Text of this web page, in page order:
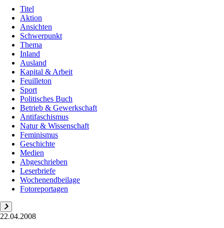
Titel
Aktion
Ansichten
Schwerpunkt
Thema
Inland
Ausland
Kapital & Arbeit
Feuilleton
Sport
Politisches Buch
Betrieb & Gewerkschaft
Antifaschismus
Natur & Wissenschaft
Feminismus
Geschichte
Medien
Abgeschrieben
Leserbriefe
Wochenendbeilage
Fotoreportagen
22.04.2008